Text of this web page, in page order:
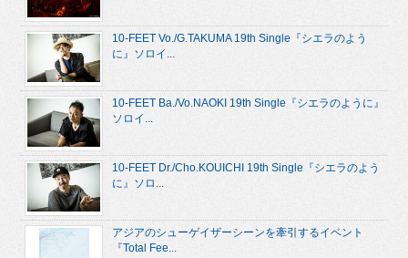
10-FEET Vo./G.TAKUMA 19th Single『シエラのよう
に』ソロイ...
10-FEET Ba./Vo.NAOKI 19th Single『シエラのように』
ソロイ...
10-FEET Dr./Cho.KOUICHI 19th Single『シエラのよう
に』ソロ...
アジアのシューゲイザーシーンを牽引するイベント
『Total Fee...